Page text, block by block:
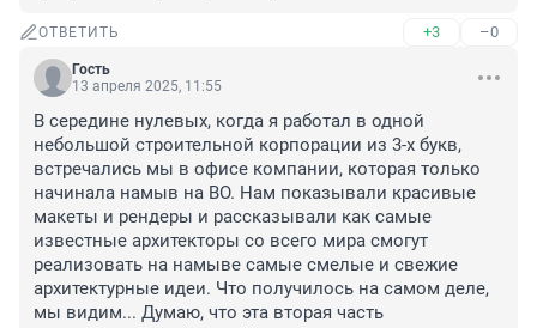
ОТВЕТИТЬ +3 –0
Гость
13 апреля 2025, 11:55
В середине нулевых, когда я работал в одной
небольшой строительной корпорации из 3-х букв,
встречались мы в офисе компании, которая только
начинала намыв на ВО. Нам показывали красивые
макеты и рендеры и рассказывали как самые
известные архитекторы со всего мира смогут
реализовать на намыве самые смелые и свежие
архитектурные идеи. Что получилось на самом деле,
мы видим... Думаю, что эта вторая часть